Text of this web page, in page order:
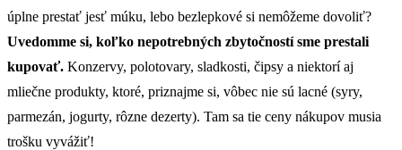
úplne prestať jesť múku, lebo bezlepkové si nemôžeme dovoliť?
Uvedomme si, koľko nepotrebných zbytočností sme prestali
kupovať. Konzervy, polotovary, sladkosti, čipsy a niektorí aj
mliečne produkty, ktoré, priznajme si, vôbec nie sú lacné (syry,
parmezán, jogurty, rôzne dezerty). Tam sa tie ceny nákupov musia
trošku vyvážiť!